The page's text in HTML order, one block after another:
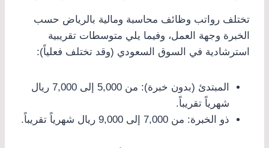
تختلف رواتب وظائف محاسبة ومالية بالرياض حسب
الخبرة وجهة العمل، وفيما يلي متوسطات تقريبية
استرشادية في السوق السعودي (وقد تختلف فعلياً):
المبتدئ (بدون خبرة): من 5,000 إلى 7,000 ريال
شهرياً تقريباً.
ذو الخبرة: من 7,000 إلى 9,000 ريال شهرياً تقريباً.